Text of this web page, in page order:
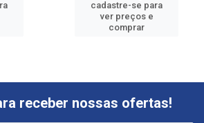
cadastre-se para
ver preços e
comprar
receber nossas ofertas!